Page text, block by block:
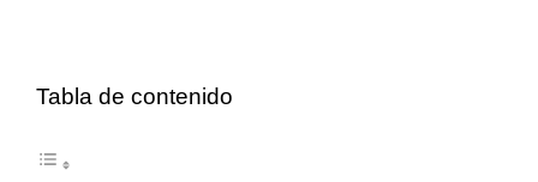
Tabla de contenido